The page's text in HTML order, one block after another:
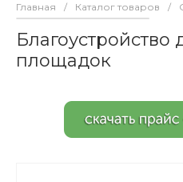
Главная / Каталог товаров /
Благоустройство
площадок